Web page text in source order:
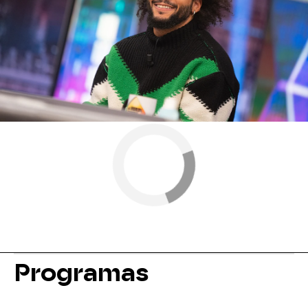
Antena 3 » Programas » El Hormiguero
» Entrevistas El
Hormiguero
Programas